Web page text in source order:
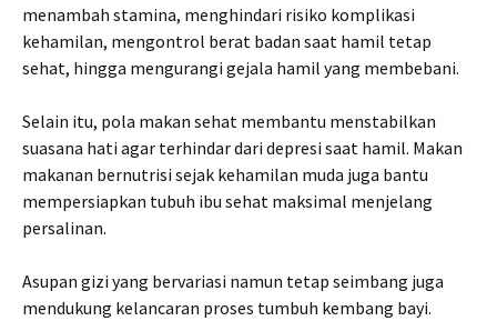
menambah stamina, menghindari risiko komplikasi
kehamilan, mengontrol berat badan saat hamil tetap
sehat, hingga mengurangi gejala hamil yang membebani.
Selain itu, pola makan sehat membantu menstabilkan
suasana hati agar terhindar dari depresi saat hamil. Makan
makanan bernutrisi sejak kehamilan muda juga bantu
mempersiapkan tubuh ibu sehat maksimal menjelang
persalinan.
Asupan gizi yang bervariasi namun tetap seimbang juga
mendukung kelancaran proses tumbuh kembang bayi.